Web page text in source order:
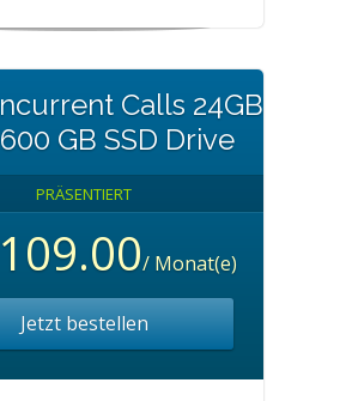
Calls 24GB
GB SSD Drive
PRÄSENTIERT
/ Monat(e)
Jetzt bestellen